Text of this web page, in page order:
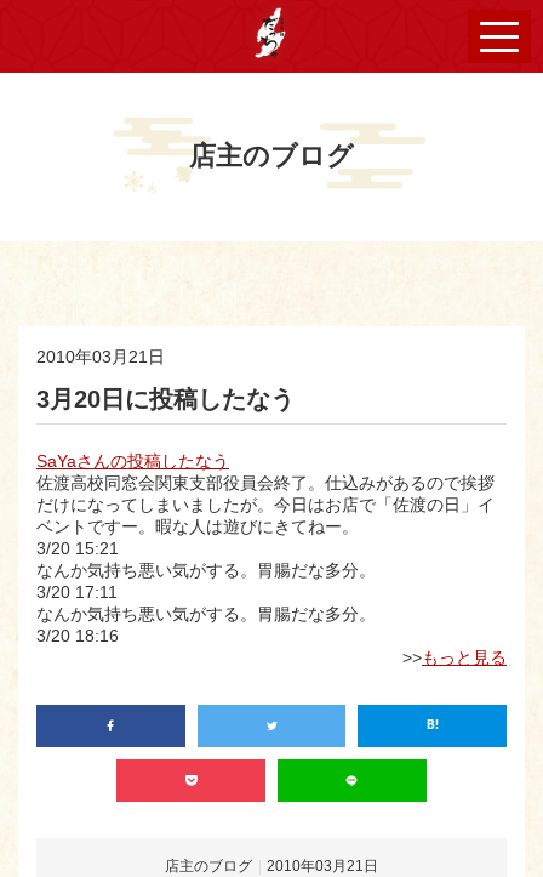
店主のブログ
2010年03月21日
3月20日に投稿したなう
SaYaさんの投稿したなう
佐渡高校同窓会関東支部役員会終了。仕込みがあるので挨拶
だけになってしまいましたが。今日はお店で「佐渡の日」イ
ベントですー。暇な人は遊びにきてねー。
3/20 15:21
なんか気持ち悪い気がする。胃腸だな多分。
3/20 17:11
なんか気持ち悪い気がする。胃腸だな多分。
3/20 18:16
>>もっと見る
店主のブログ 2010年03月21日